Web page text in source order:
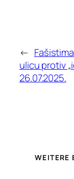
←
ulicu protiv
26.07.2025.
WEITERE